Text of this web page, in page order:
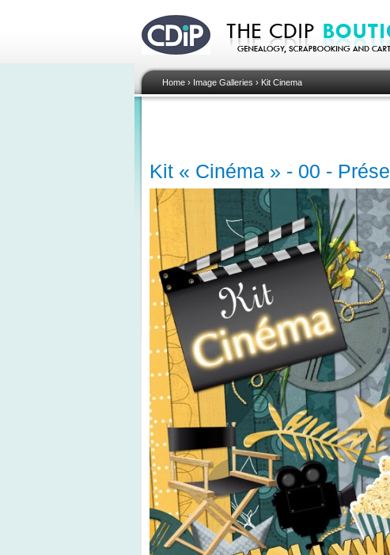
Home› Image Galleries › Kit Cinema
Kit « Cinéma » - 00 -